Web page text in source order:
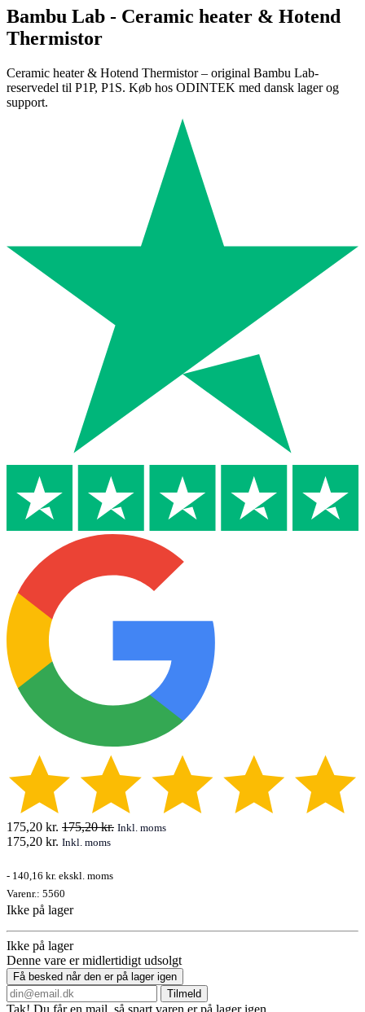
Bambu Lab - Ceramic heater & Hotend
Thermistor
Ceramic heater & Hotend Thermistor – original Bambu Lab-
reservedel til P1P, P1S. Køb hos ODINTEK med dansk lager og
support.
175,20 kr. 175,20kr. Inkl. moms
175,20 kr. Inkl. moms
- 140,16 kr. ekskl. moms
Varenr.: 5560
Ikke på lager
Ikke på lager
Denne vare er midlertidigt udsolgt
Få besked når den er på lager igen
Tilmeld